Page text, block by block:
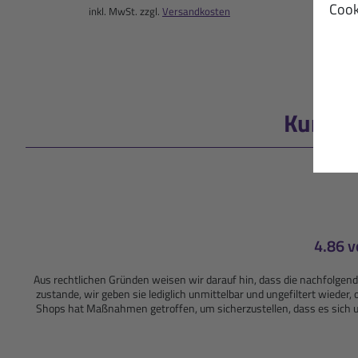
inkl. MwSt. zzgl. Versandkosten
4.86
Aus rechtlichen Gründen weisen wir darauf hin, dass die
zustande, wir geben sie lediglich unmittelbar und ungefiltert
Shops hat Maßnahmen getroffen, um sicherzustellen, dass es sich